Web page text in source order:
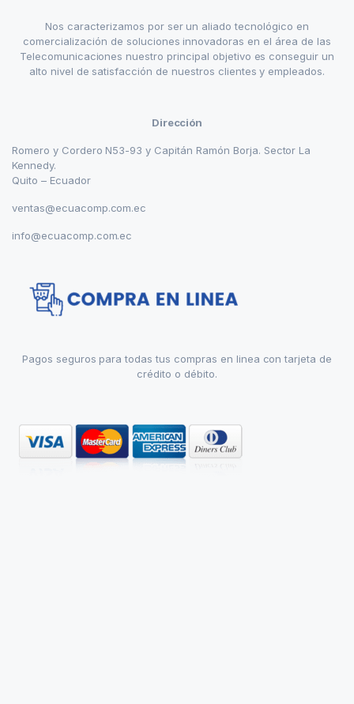
Nos caracterizamos por ser un aliado tecnológico en
comercialización de soluciones innovadoras en el área de las
Telecomunicaciones nuestro principal objetivo es conseguir un
alto nivel de satisfacción de nuestros clientes y empleados.
Dirección
Romero y Cordero N53-93 y Capitán Ramón Borja. Sector La
Kennedy.
Quito – Ecuador
ventas@ecuacomp.com.ec
info@ecuacomp.com.ec
Pagos seguros para todas tus compras en linea con tarjeta de
crédito o débito.